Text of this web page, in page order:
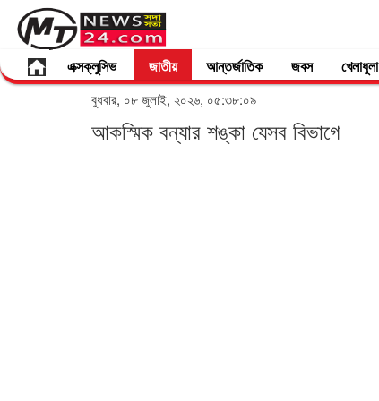
এক্সক্লুসিভ জাতীয় আন্তর্জাতিক জবস খেলাধুলা
বুধবার, ০৮ জুলাই, ২০২৬, ০৫:৩৮:০৯
আকস্মিক বন্যার শঙ্কা যেসব বিভাগে